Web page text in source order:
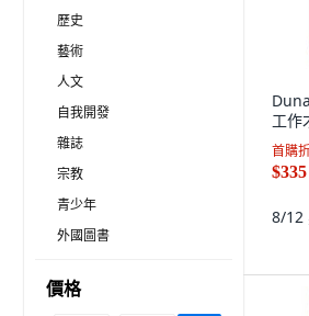
歷史
藝術
人文
自我開發
雜誌
宗教
青少年
外國圖書
價格
工作
首購
$335
8/12